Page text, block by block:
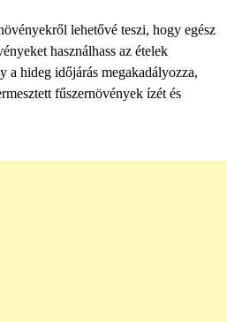
lehetővé teszi, hogy egész
használhass az ételek
a hideg időjárás megakadályozza,
fűszernövények ízét és